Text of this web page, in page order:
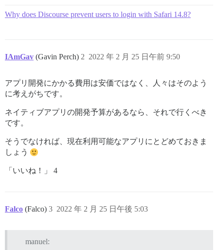
Why does Discourse prevent users to login with Safari 14.8?
IAmGav (Gavin Perch) 2022 年 2 月 25 日午前 9:50
2
アプリ開発にかかる費用は安価ではなく、人々はそのよう
に考えがちです。
ネイティブアプリの開発予算があるなら、それで行くべき
です。
そうでなければ、現在利用可能なアプリにとどめておきま
しょう
「いいね！」 4
Falco (Falco) 2022 年 2 月 25 日午後 5:03
3
manuel: